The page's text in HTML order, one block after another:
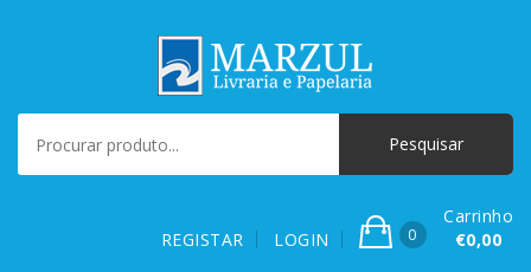
REGISTAR LOGIN 0
Carrinho
€0,00